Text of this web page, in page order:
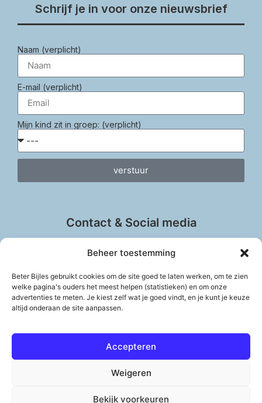
Beheer toestemming
Beter Bijles gebruikt cookies om de site goed te laten werken, om te zien
welke pagina's ouders het meest helpen (statistieken) en om onze
advertenties te meten. Je kiest zelf wat je goed vindt, en je kunt je keuze
altijd onderaan de site aanpassen.
Accepteren
Weigeren
Bekijk voorkeuren
Schrijf je in voor onze nieuwsbrief
Naam (verplicht)
E-mail (verplicht)
Mijn kind zit in groep: (verplicht)
verstuur
Contact & Social media
info@beter-bijles.nl
Vul het contactformulier in
© 2011 – 2026 Copyright Beter Bijles & Peter Meijer